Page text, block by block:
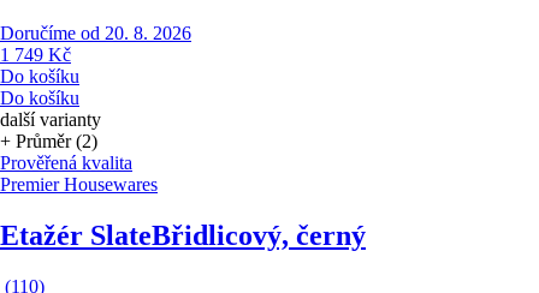
Doručíme od 20. 8. 2026
1 749 Kč
Do košíku
Do košíku
další varianty
+ Průměr (2)
Prověřená kvalita
Premier Housewares
Etažér SlateBřidlicový, černý
(110)